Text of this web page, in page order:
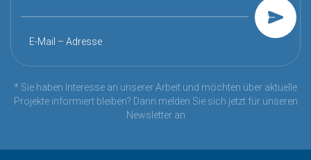
E-Mail – Adresse
* Sie haben Interesse an unserer Arbeit und möchten über aktuelle
Projekte informiert bleiben? Dann melden Sie sich jetzt für unseren
Newsletter an